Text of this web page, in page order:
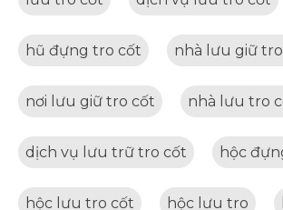
hũ đựng tro cốt nhà lưu giữ
nơi lưu giữ tro cốt nhà lưu tro
dịch vụ lưu trữ tro cốt hộc
hộc lưu tro cốt hộc lưu tro